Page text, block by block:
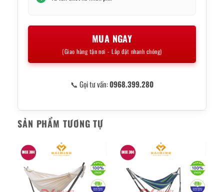
MUA NGAY
(Giao hàng tận nơi - Lắp đặt nhanh chóng)
📞 Gọi tư vấn:0968.399.280
SẢN PHẨM TƯƠNG TỰ